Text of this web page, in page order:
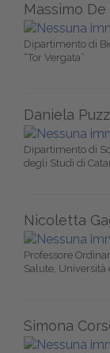
Massimo De
Dipartimento di
“Tor Vergata”
Daniela
Dipartimento di
degli Studi di
Nicoletta
Professore
Salute,
Simona